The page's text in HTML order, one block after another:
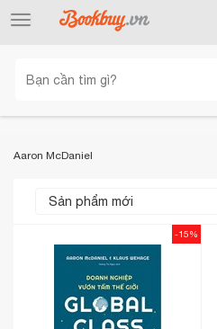
Toggle
Aaron McDaniel
-15%